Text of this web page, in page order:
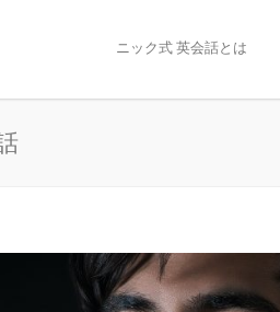
ニック式 英会話とは